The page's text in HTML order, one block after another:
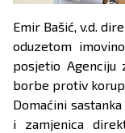
Emir Bašić, v.d.
oduzetom
posjetio Agenciju
borbe protiv
Domaćini
i zamjenica